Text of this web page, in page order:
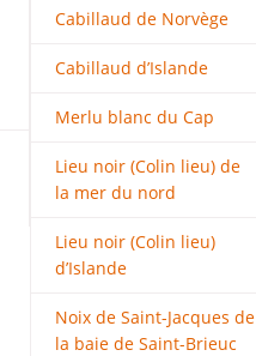
Cabillaud de Norvège
Cabillaud d’Islande
Merlu blanc du Cap
Lieu noir (Colin lieu) de
la mer du nord
Lieu noir (Colin lieu)
d’Islande
Noix de Saint-Jacques de
la baie de Saint-Brieuc